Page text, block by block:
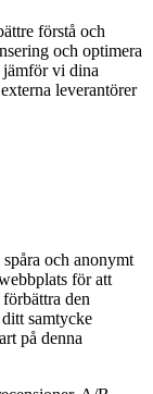
förstå och
och optimera
jämför vi dina
leverantörer
och anonymt
för att
den
samtycke
på denna